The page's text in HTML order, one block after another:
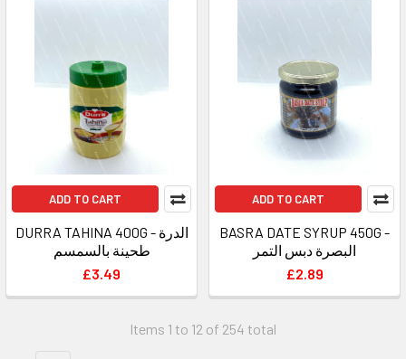
ADD TO CART
DURRA TAHINA 400G - الدرة
طحينة بالسمسم
£3.49
ADD TO CART
BASRA DATE SYRUP 450G -
البصرة دبس التمر
£2.89
Items 1 to 12 of 254 total